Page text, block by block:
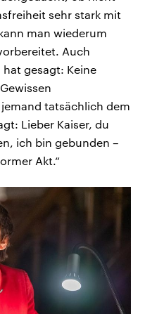
sehr stark mit
man wiederum
Auch
gesagt: Keine
tatsächlich dem
Lieber Kaiser, du
ich bin gebunden –
Akt.“